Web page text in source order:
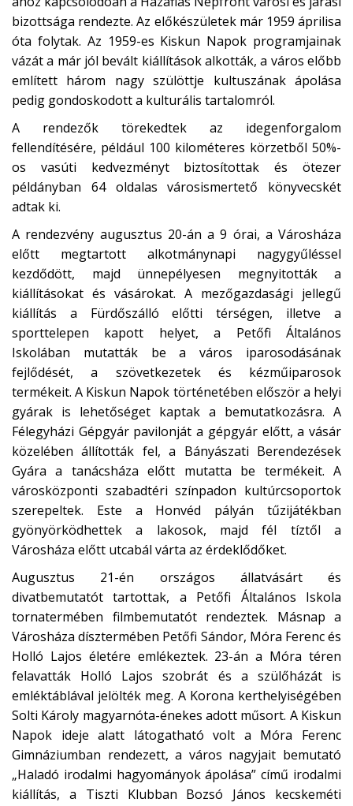
bizottsága rendezte. Az előkészületek már 1959 áprilisa
óta folytak. Az 1959-es Kiskun Napok programjainak
vázát a már jól bevált kiállítások alkották, a város előbb
említett három nagy szülöttje kultuszának ápolása
pedig gondoskodott a kulturális tartalomról.
A rendezők törekedtek az idegenforgalom
fellendítésére, például 100 kilométeres körzetből 50%-
os vasúti kedvezményt biztosítottak és ötezer
példányban 64 oldalas városismertető könyvecskét
adtak ki.
A rendezvény augusztus 20-án a 9 órai, a Városháza
előtt megtartott alkotmánynapi nagygyűléssel
kezdődött, majd ünnepélyesen megnyitották a
kiállításokat és vásárokat. A mezőgazdasági jellegű
kiállítás a Fürdőszálló előtti térségen, illetve a
sporttelepen kapott helyet, a Petőfi Általános
Iskolában mutatták be a város iparosodásának
fejlődését, a szövetkezetek és kézműiparosok
termékeit. A Kiskun Napok történetében először a helyi
gyárak is lehetőséget kaptak a bemutatkozásra. A
Félegyházi Gépgyár pavilonját a gépgyár előtt, a vásár
közelében állították fel, a Bányászati Berendezések
Gyára a tanácsháza előtt mutatta be termékeit. A
városközponti szabadtéri színpadon kultúrcsoportok
szerepeltek. Este a Honvéd pályán tűzijátékban
gyönyörködhettek a lakosok, majd fél tíztől a
Városháza előtt utcabál várta az érdeklődőket.
Augusztus 21-én országos állatvásárt és
divatbemutatót tartottak, a Petőfi Általános Iskola
tornatermében filmbemutatót rendeztek. Másnap a
Városháza dísztermében Petőfi Sándor, Móra Ferenc és
Holló Lajos életére emlékeztek. 23-án a Móra téren
felavatták Holló Lajos szobrát és a szülőházát is
emléktáblával jelölték meg. A Korona kerthelyiségében
Solti Károly magyarnóta-énekes adott műsort. A Kiskun
Napok ideje alatt látogatható volt a Móra Ferenc
Gimnáziumban rendezett, a város nagyjait bemutató
„Haladó irodalmi hagyományok ápolása” című irodalmi
kiállítás, a Tiszti Klubban Bozsó János kecskeméti